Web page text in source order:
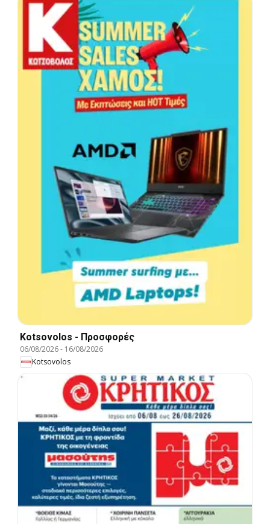
Kotsovolos - Προσφορές
06/08/2026- 16/08/2026
Kotsovolos